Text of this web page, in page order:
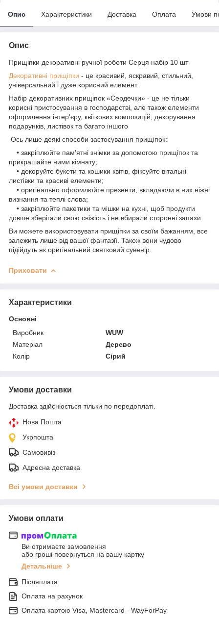
Опис Характеристики Доставка Оплата Умови
Опис
Прищіпки декоративні ручної роботи Серця набір 10 шт
Декоративні прищіпки - це красивий, яскравий, стильний,
універсальний і дуже корисний елемент.
Набір декоративних прищіпок «Сердечки» - це не тільки
корисні пристосування в господарстві, але також елементи
оформлення інтер'єру, квіткових композицій, декорування
подарунків, листівок та багато іншого
Ось лише деякі способи застосування прищіпок:
• закріплюйте пам'ятні знімки за допомогою прищіпок та
прикрашайте ними кімнату;
• декоруйте букети та кошики квітів, фіксуйте вітальні
листівки та красиві елементи;
• оригінально оформлюйте презенти, вкладаючи в них ніжні
визнання та теплі слова;
• закріплюйте пакетики та мішки на кухні, щоб продукти
довше зберігали свою свіжість і не вбирали сторонні запахи.
Ви можете використовувати прищіпки за своїм бажанням, все
залежить лише від вашої фантазії. Також вони чудово
підійдуть як оригінальний святковий сувенір.
Приховати
Характеристики
Основні
Виробник
WUW
Матеріал
Дерево
Колір
Сірий
Умови доставки
Доставка здійснюється тільки по передоплаті.
Нова Пошта
Укрпошта
Самовивіз
Адресна доставка
Всі умови доставки
Умови оплати
Ви отримаєте замовлення
або гроші повернуться на вашу картку
Детальніше
Післяплата
Оплата на рахунок
Оплата картою Visa, Mastercard - WayForPay